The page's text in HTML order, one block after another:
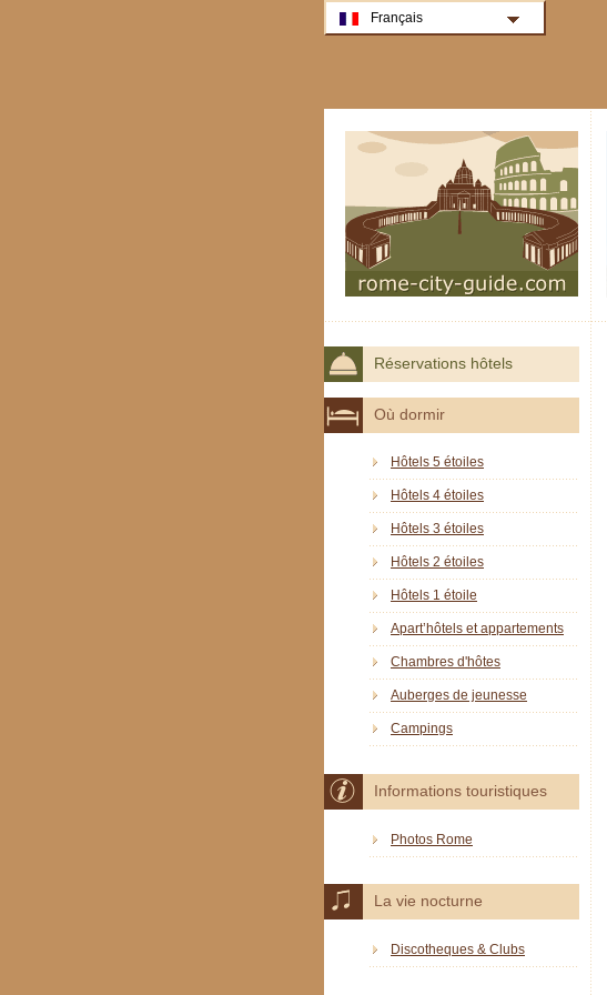
Réservations hôtels
Où dormir
Hôtels 5 étoiles
Hôtels 4 étoiles
Hôtels 3 étoiles
Hôtels 2 étoiles
Hôtels 1 étoile
Apart’hôtels et appartements
Chambres d'hôtes
Auberges de jeunesse
Campings
Informations touristiques
Photos Rome
La vie nocturne
Discotheques & Clubs
Français